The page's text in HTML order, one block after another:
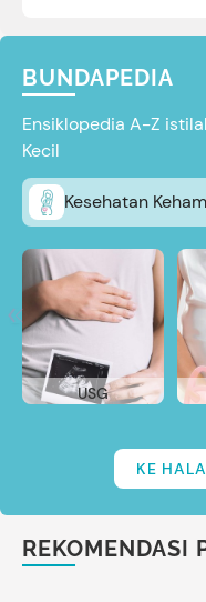
BUNDAPEDIA
Ensiklopedia A-Z
Kecil
Kesehatan
USG
KE
REKOMENDASI